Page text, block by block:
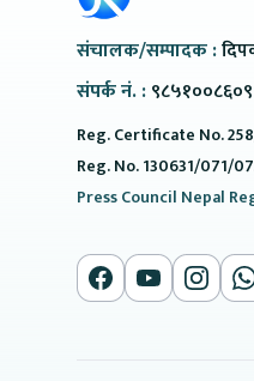
संचालक/सम्पादक :
संपर्क नं. :९८५१००८६०९
Reg. Certificate No.
Reg. No. 130631/071/
Press Council Nepal